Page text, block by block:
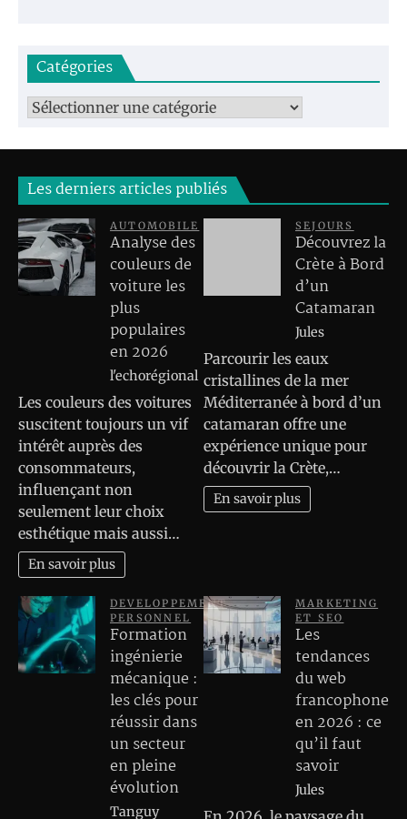
Catégories
Catégories
Les derniers articles publiés
AUTOMOBILE
Analyse des
couleurs de
voiture les
plus
populaires
en 2026
l'echorégional
Les couleurs des voitures
suscitent toujours un vif
intérêt auprès des
consommateurs,
influençant non
seulement leur choix
esthétique mais aussi…
En savoir plus
SEJOURS
Découvrez la
Crète à Bord
d’un
Catamaran
Jules
Parcourir les eaux
cristallines de la mer
Méditerranée à bord d’un
catamaran offre une
expérience unique pour
découvrir la Crète,…
En savoir plus
DEVELOPPEMENT
PERSONNEL
Formation
ingénierie
mécanique :
les clés pour
réussir dans
un secteur
en pleine
évolution
Tanguy
MARKETING
ET SEO
Les
tendances
du web
francophone
en 2026 : ce
qu’il faut
savoir
Jules